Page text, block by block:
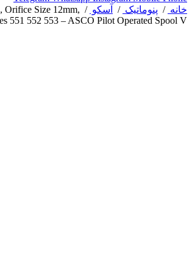
خانه / پنوماتیک / آسکو /
Size 12mm,
551 552 553 – ASCO Pilot Operated Spool V